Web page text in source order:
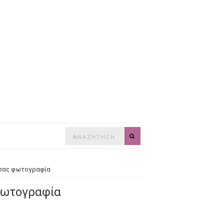
φωτογραφία